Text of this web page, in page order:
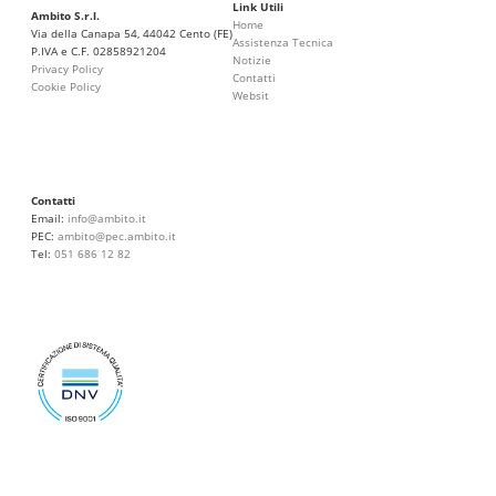
Ambito S.r.l.
Via della Canapa 54, 44042 Cento (FE)
P.IVA e C.F. 02858921204
Privacy Policy
Cookie Policy
Link Utili
Home
Assistenza Tecnica
Notizie
Contatti
Websit
Contatti
Email: info@ambito.it
PEC: ambito@pec.ambito.it
Tel: 051 686 12 82